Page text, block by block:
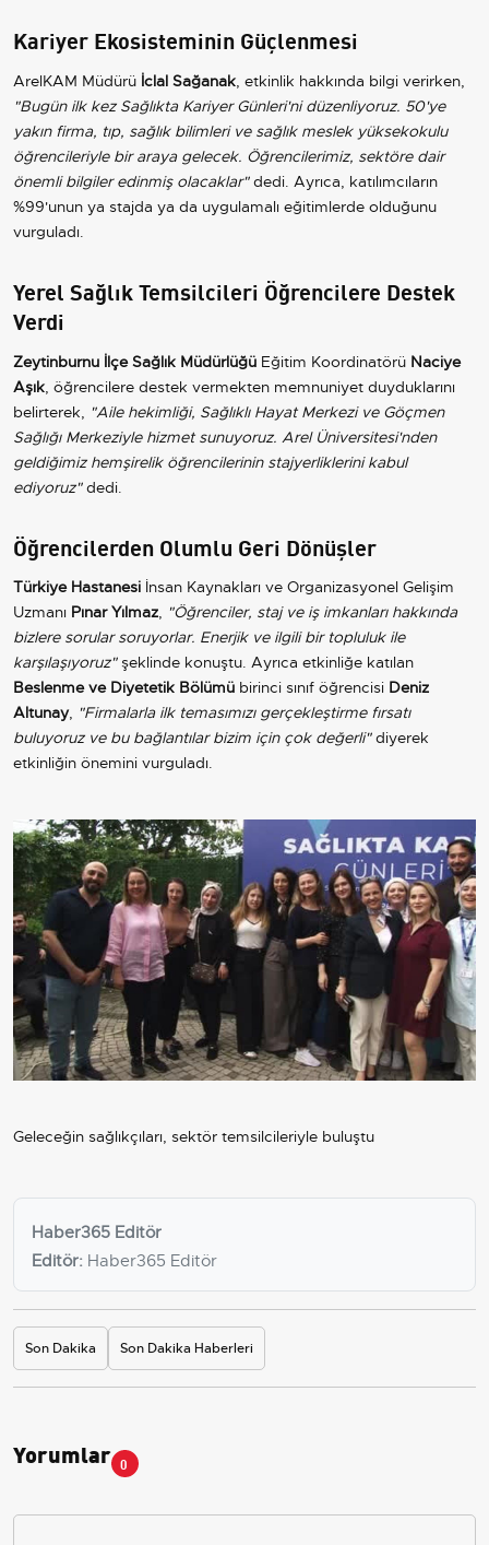
Kariyer Ekosisteminin Güçlenmesi
ArelKAM Müdürü İclal Sağanak, etkinlik hakkında bilgi verirken,
"Bugün ilk kez Sağlıkta Kariyer Günleri'ni düzenliyoruz. 50'ye
yakın firma, tıp, sağlık bilimleri ve sağlık meslek yüksekokulu
öğrencileriyle bir araya gelecek. Öğrencilerimiz, sektöre dair
önemli bilgiler edinmiş olacaklar"dedi. Ayrıca, katılımcıların
%99'unun ya stajda ya da uygulamalı eğitimlerde olduğunu
vurguladı.
Yerel Sağlık Temsilcileri Öğrencilere Destek
Verdi
Zeytinburnu İlçe Sağlık Müdürlüğü Eğitim Koordinatörü Naciye
Aşık, öğrencilere destek vermekten memnuniyet duyduklarını
belirterek, "Aile hekimliği, Sağlıklı Hayat Merkezi ve Göçmen
Sağlığı Merkeziyle hizmet sunuyoruz. Arel Üniversitesi'nden
geldiğimiz hemşirelik öğrencilerinin stajyerliklerini kabul
ediyoruz"dedi.
Öğrencilerden Olumlu Geri Dönüşler
Türkiye Hastanesi İnsan Kaynakları ve Organizasyonel Gelişim
Uzmanı Pınar Yılmaz, "Öğrenciler, staj ve iş imkanları hakkında
bizlere sorular soruyorlar. Enerjik ve ilgili bir topluluk ile
karşılaşıyoruz"şeklinde konuştu. Ayrıca etkinliğe katılan
Beslenme ve Diyetetik Bölümü birinci sınıf öğrencisi Deniz
Altunay, "Firmalarla ilk temasımızı gerçekleştirme fırsatı
buluyoruz ve bu bağlantılar bizim için çok değerli"diyerek
etkinliğin önemini vurguladı.
Geleceğin sağlıkçıları, sektör temsilcileriyle buluştu
Haber365 Editör
Editör: Haber365 Editör
Son Dakika Son Dakika Haberleri
Yorumlar 0